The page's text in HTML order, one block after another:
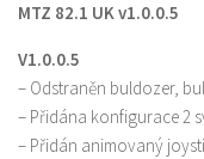
MTZ 82.1 UK v1.0.0.5
V1.0.0.5
– Odstraněn buldozer,
– Přidána konfigurace 2
– Přidán animovaný